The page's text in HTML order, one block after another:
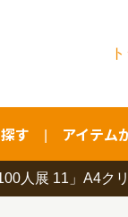
す アイテム
人展 11」A4ク